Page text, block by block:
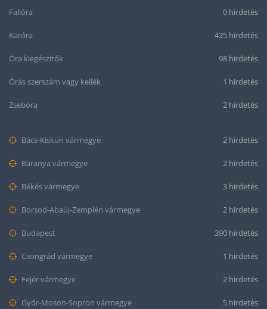
Falióra 0 hirdetés
Karóra 425 hirdetés
Óra kiegészítők 98 hirdetés
Órás szerszám vagy kellék 1 hirdetés
Zsebóra 2 hirdetés
Bács-Kiskun vármegye 2 hirdetés
Baranya vármegye 2 hirdetés
Békés vármegye 3 hirdetés
Borsod-Abaúj-Zemplén vármegye 2 hirdetés
Budapest 390 hirdetés
Csongrád vármegye 1 hirdetés
Fejér vármegye 2 hirdetés
Győr-Moson-Sopron vármegye 5 hirdetés